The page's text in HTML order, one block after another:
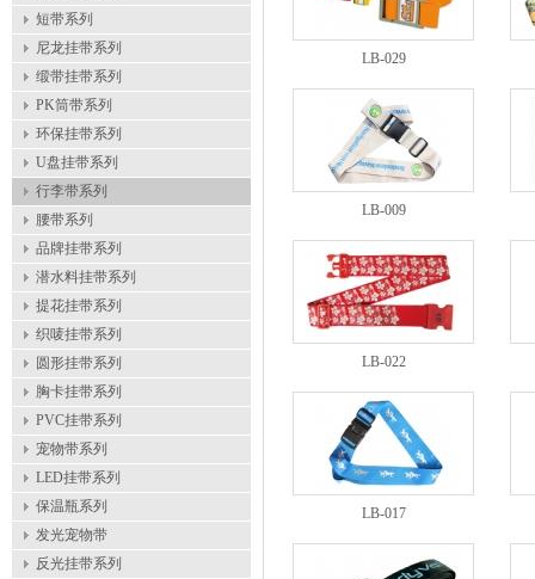
短带系列
尼龙挂带系列
缎带挂带系列
PK筒带系列
环保挂带系列
U盘挂带系列
行李带系列
腰带系列
品牌挂带系列
潜水料挂带系列
提花挂带系列
织唛挂带系列
圆形挂带系列
胸卡挂带系列
PVC挂带系列
宠物带系列
LED挂带系列
保温瓶系列
发光宠物带
反光挂带系列
LB-029
LB-009
LB-022
LB-017